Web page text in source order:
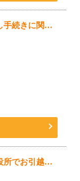
【池袋】長期＊豊島区役所でお引越し手続きに関する窓口スタッフ★研修があるので安心♪
≪働きやすい！月15日勤務≫豊島区役所でお引越しに関する窓口スタッフ★社会保険完備